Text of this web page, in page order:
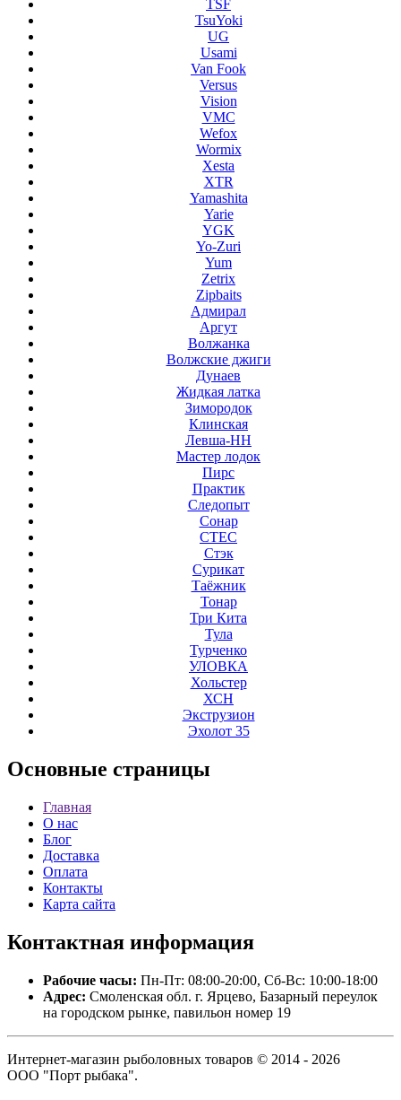
TSF
TsuYoki
UG
Usami
Van Fook
Versus
Vision
VMC
Wefox
Wormix
Xesta
XTR
Yamashita
Yarie
YGK
Yo-Zuri
Yum
Zetrix
Zipbaits
Адмирал
Аргут
Волжанка
Волжские джиги
Дунаев
Жидкая латка
Зимородок
Клинская
Левша-НН
Мастер лодок
Пирс
Практик
Следопыт
Сонар
СТЕС
Стэк
Сурикат
Таёжник
Тонар
Три Кита
Тула
Турченко
УЛОВКА
Хольстер
ХСН
Экструзион
Эхолот 35
Основные страницы
Главная
О нас
Блог
Доставка
Оплата
Контакты
Карта сайта
Контактная информация
Рабочие часы: Пн-Пт: 08:00-20:00, Сб-Вс: 10:00-18:00
Адрес: Смоленская обл. г. Ярцево, Базарный переулок
на городском рынке, павильон номер 19
Интернет-магазин рыболовных товаров © 2014 - 2026
ООО "Порт рыбака".